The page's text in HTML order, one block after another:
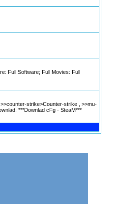
Full Software; Full Movies: Full
strike>Counter-strike , >>mu-
***Downlad cFg - SteaM***